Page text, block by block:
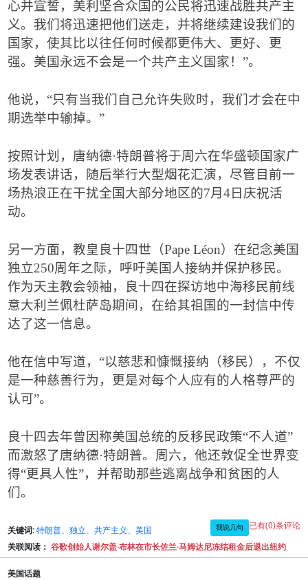
心并宣誓，美利坚合众国的公民将迅速战胜共产主
义。我们将迅速把他们送走，并将继续建设我们的
国家，使其比以往任何时候都更伟大、更好、更
强。美国永远不会是一个共产主义国家！ ”。
他说， “只有当我们自己允许失败时，我们才会在中
期选举中输掉。 ”
按照计划，唐纳德·特朗普将于周六在华盛顿国家广
场发表讲话，随后举行大型烟花汇演，尽管目前一
场热浪正在干扰全国大部分地区的7月 4日庆祝活
动。
另一方面，教皇良十四世（Pape Léon）在纪念美国
独立250周年之际，呼吁美国人接纳并保护移民。
作为天主教会领袖，良十四在探访地中海移民前线
意大利兰佩杜萨岛期间，在给其祖国的一封信中传
达了这一信息。
他在信中写道， “以慈悲和慷慨接纳（移民），不仅
是一种慈善行为，更是对每个人应有的人格尊严的
认可”。
良十四去年曾因称美国总统的反移民政策“不人道”
而激怒了唐纳德·特朗普。周六，他还敦促全世界变
得“更具人性”，并帮助那些逃离战争和贫困的人
们。
关键词: 特朗普、独立、共产主义、美国 我说几句 已有(0)条评论
关联阅读： 谷歌创始人谢尔盖·布林在市长佐兰·马姆达尼冻结租金后退出纽约
美国话题